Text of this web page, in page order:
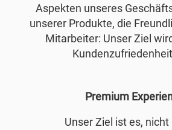
Aspekten unseres
unserer Produkte, die
Mitarbeiter: Unser Ziel
Premium
Unser Ziel ist es,